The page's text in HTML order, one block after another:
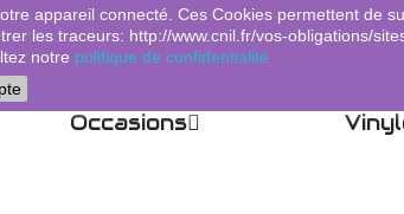
Occasions
appareil connecté. Ces Cookies permettent de
les traceurs: http://www.cnil.fr/vos-obligations/
notre politique de confidentialité